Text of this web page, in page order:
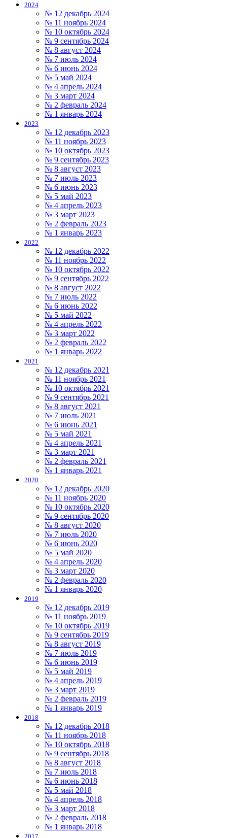
2024
№ 12 декабрь 2024
№ 11 ноябрь 2024
№ 10 октябрь 2024
№ 9 сентябрь 2024
№ 8 август 2024
№ 7 июль 2024
№ 6 июнь 2024
№ 5 май 2024
№ 4 апрель 2024
№ 3 март 2024
№ 2 февраль 2024
№ 1 январь 2024
2023
№ 12 декабрь 2023
№ 11 ноябрь 2023
№ 10 октябрь 2023
№ 9 сентябрь 2023
№ 8 август 2023
№ 7 июль 2023
№ 6 июнь 2023
№ 5 май 2023
№ 4 апрель 2023
№ 3 март 2023
№ 2 февраль 2023
№ 1 январь 2023
2022
№ 12 декабрь 2022
№ 11 ноябрь 2022
№ 10 октябрь 2022
№ 9 сентябрь 2022
№ 8 август 2022
№ 7 июль 2022
№ 6 июнь 2022
№ 5 май 2022
№ 4 апрель 2022
№ 3 март 2022
№ 2 февраль 2022
№ 1 январь 2022
2021
№ 12 декабрь 2021
№ 11 ноябрь 2021
№ 10 октябрь 2021
№ 9 сентябрь 2021
№ 8 август 2021
№ 7 июль 2021
№ 6 июнь 2021
№ 5 май 2021
№ 4 апрель 2021
№ 3 март 2021
№ 2 февраль 2021
№ 1 январь 2021
2020
№ 12 декабрь 2020
№ 11 ноябрь 2020
№ 10 октябрь 2020
№ 9 сентябрь 2020
№ 8 август 2020
№ 7 июль 2020
№ 6 июнь 2020
№ 5 май 2020
№ 4 апрель 2020
№ 3 март 2020
№ 2 февраль 2020
№ 1 январь 2020
2019
№ 12 декабрь 2019
№ 11 ноябрь 2019
№ 10 октябрь 2019
№ 9 сентябрь 2019
№ 8 август 2019
№ 7 июль 2019
№ 6 июнь 2019
№ 5 май 2019
№ 4 апрель 2019
№ 3 март 2019
№ 2 февраль 2019
№ 1 январь 2019
2018
№ 12 декабрь 2018
№ 11 ноябрь 2018
№ 10 октябрь 2018
№ 9 сентябрь 2018
№ 8 август 2018
№ 7 июль 2018
№ 6 июнь 2018
№ 5 май 2018
№ 4 апрель 2018
№ 3 март 2018
№ 2 февраль 2018
№ 1 январь 2018
2017